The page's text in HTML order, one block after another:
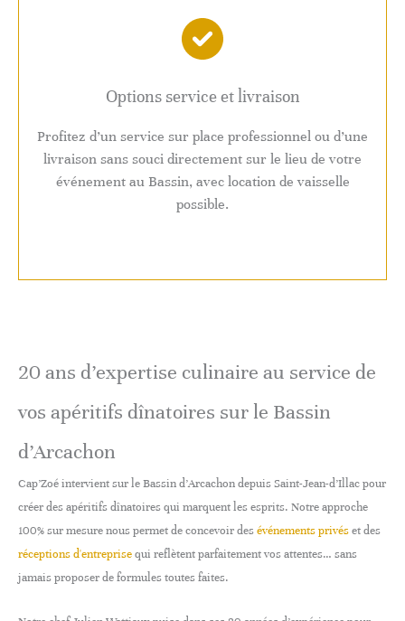
Options service et livraison
Profitez d’un service sur place professionnel ou d’une
livraison sans souci directement sur le lieu de votre
événement au Bassin, avec location de vaisselle
possible.
20 ans d’expertise culinaire au service de
vos apéritifs dînatoires sur le Bassin
d’Arcachon
Cap’Zoé intervient sur le Bassin d’Arcachon depuis Saint-Jean-d’Illac pour
créer des apéritifs dînatoires qui marquent les esprits. Notre approche
100% sur mesure nous permet de concevoir desévénements privéset des
réceptions d'entreprisequi reflètent parfaitement vos attentes… sans
jamais proposer de formules toutes faites.